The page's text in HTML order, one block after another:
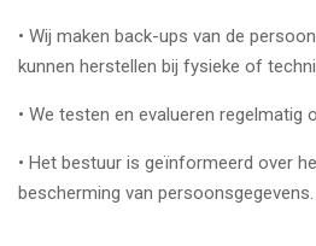
• Wij maken back-ups van de
kunnen herstellen bij fysieke of
• We testen en evalueren regelmatig
• Het bestuur is geïnformeerd over
bescherming van persoonsgegevens.